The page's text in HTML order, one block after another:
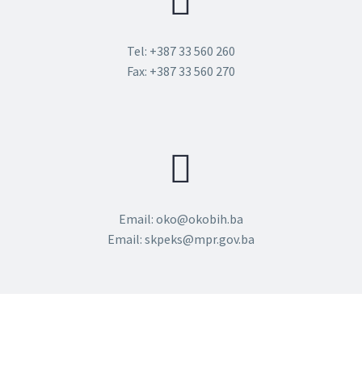
Tel: +387 33 560 260
Fax: +387 33 560 270
Email: oko@okobih.ba
Email: skpeks@mpr.gov.ba​